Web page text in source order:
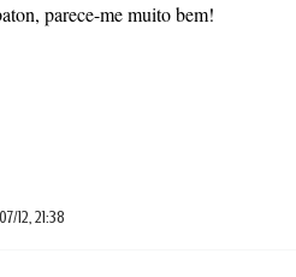
parece-me muito bem!
12, 21:38